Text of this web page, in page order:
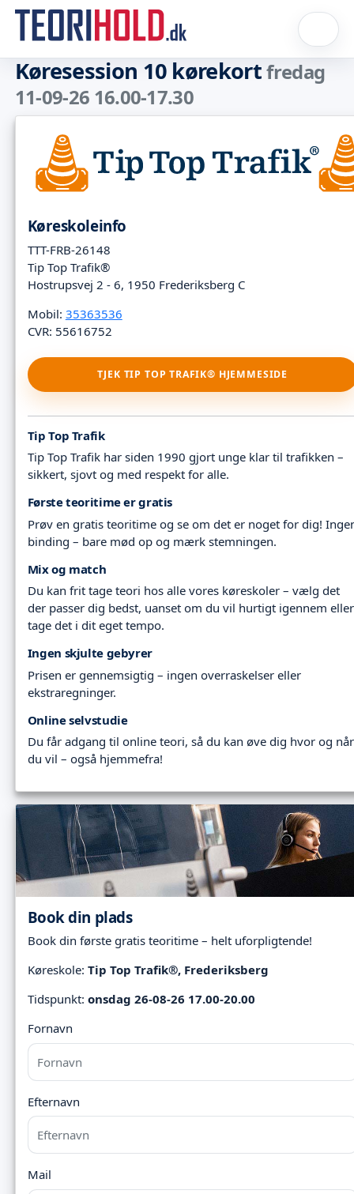
Køresession 10 kørekortfredag
11-09-26 16.00-17.30
Køreskoleinfo
TTT-FRB-26148
Tip Top Trafik®
Hostrupsvej 2 - 6, 1950 Frederiksberg C
Mobil: 35363536
CVR: 55616752
TJEK TIP TOP TRAFIK® HJEMMESIDE
Tip Top Trafik
Tip Top Trafik har siden 1990 gjort unge klar til trafikken –
sikkert, sjovt og med respekt for alle.
Første teoritime er gratis
Prøv en gratis teoritime og se om det er noget for dig!
binding – bare mød op og mærk stemningen.
Mix og match
Du kan frit tage teori hos alle vores køreskoler – vælg det
der passer dig bedst, uanset om du vil hurtigt igennem eller
tage det i dit eget tempo.
Ingen skjulte gebyrer
Prisen er gennemsigtig – ingen overraskelser eller
ekstraregninger.
Online selvstudie
Du får adgang til online teori, så du kan øve dig hvor og når
du vil – også hjemmefra!
Book din plads
Book din første gratis teoritime – helt uforpligtende!
Køreskole: Tip Top Trafik®, Frederiksberg
Tidspunkt: onsdag 26-08-26 17.00-20.00
Fornavn
Efternavn
Mail